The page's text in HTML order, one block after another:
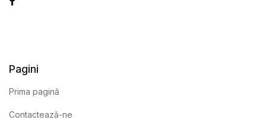
Pagini
Prima pagină
Contactează-ne